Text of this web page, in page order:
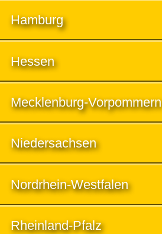
Hamburg
Hessen
Mecklenburg-Vorpommern
Niedersachsen
Nordrhein-Westfalen
Rheinland-Pfalz